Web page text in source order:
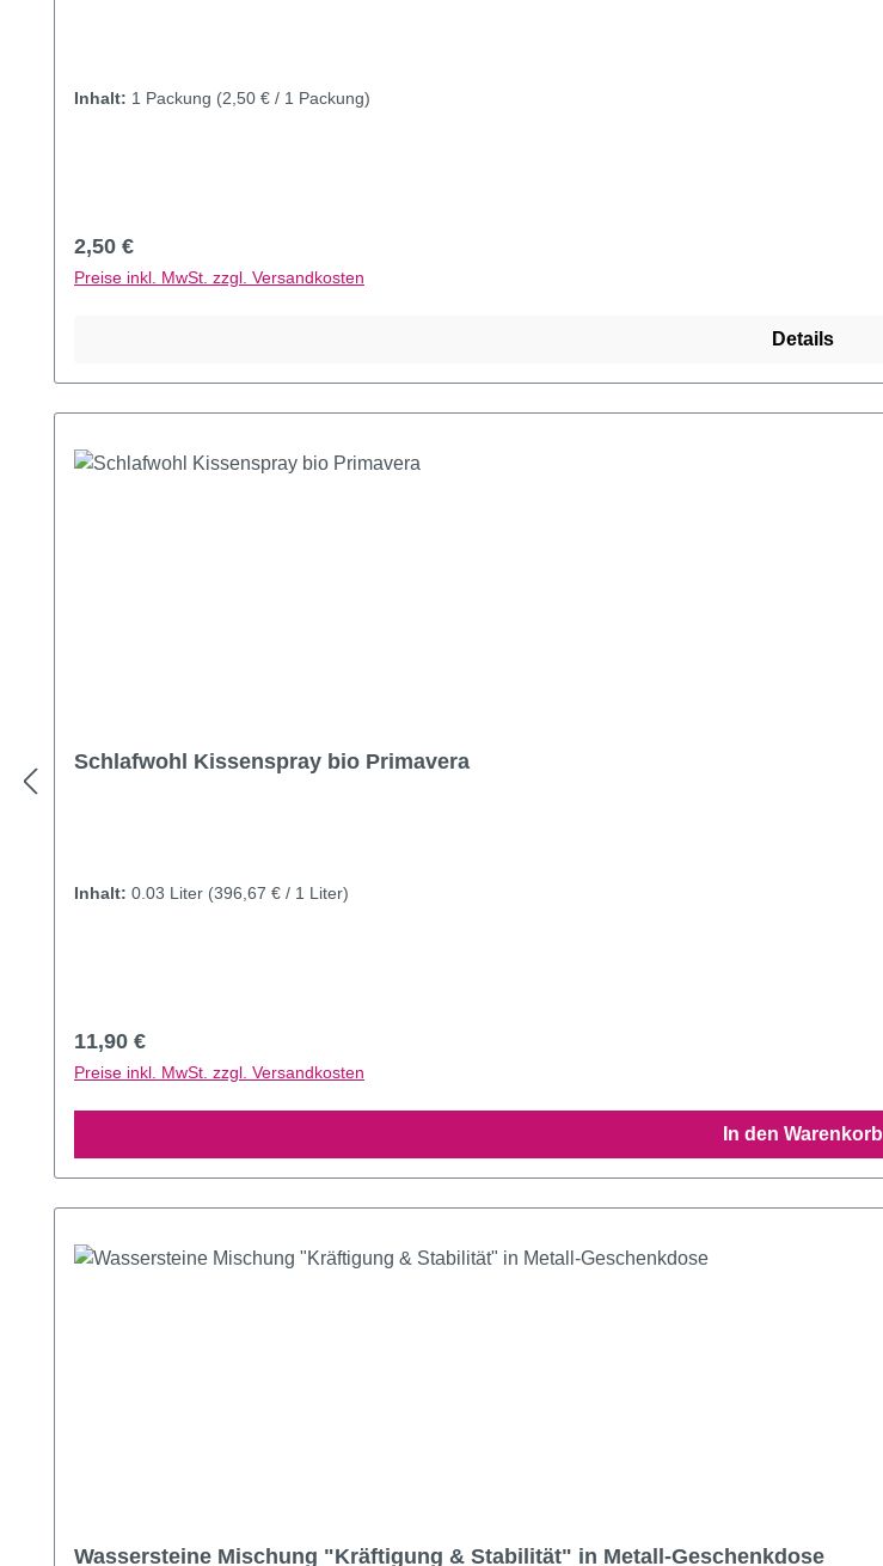
Inhalt: 1 Packung (2,50 € / 1 Packung)
Regulärer Preis:
2,50 €
Preise inkl. MwSt. zzgl. Versandkosten
Details
Schlafwohl Kissenspray bio Primavera
Inhalt: 0.03 Liter (396,67 € / 1 Liter)
Regulärer Preis:
11,90 €
Preise inkl. MwSt. zzgl. Versandkosten
In den Warenkorb
Wassersteine Mischung "Kräftigung & Stabilität" in Metall-Geschenkdose